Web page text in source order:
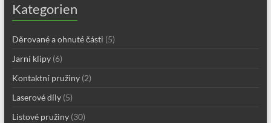
Kategorien
Děrované a ohnuté části (5)
Jarní klipy(6)
Kontaktní pružiny(2)
Laserové díly(5)
Listové pružiny(30)